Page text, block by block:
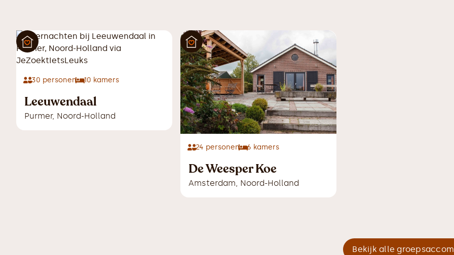
30 personen 10 kamers
Leeuwendaal
Purmer, Noord-Holland
24 personen 6 kamers
De Weesper Koe
Amsterdam, Noord-Holland
Bekijk alle